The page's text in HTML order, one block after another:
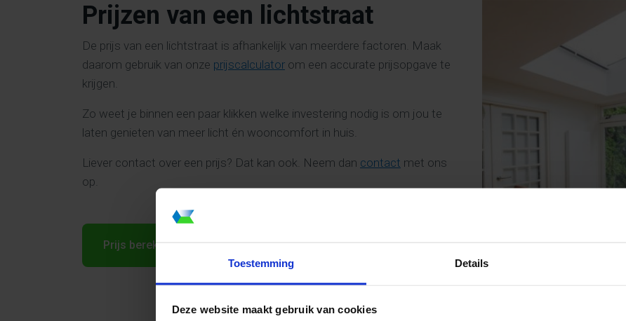
Toestemming Details
Deze website maakt gebruik van cookies
Prijzen van een lichtstraat
De prijs van een lichtstraat is afhankelijk van meerdere factoren. Maak
daarom gebruik van onze prijscalculator om een accurate prijsopgave te
krijgen.
Zo weet je binnen een paar klikken welke investering nodig is om jou te
laten genieten van meer licht én wooncomfort in huis.
Liever contact over een prijs? Dat kan ook. Neem dan contact met ons
op.
Prijs berekenen